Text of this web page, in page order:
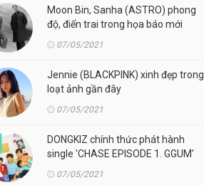
Moon Bin, Sanha (ASTRO) phong
độ, điển trai trong họa báo mới
07/05/2021
Jennie (BLACKPINK) xinh đẹp trong
loạt ảnh gần đây
07/05/2021
DONGKIZ chính thức phát hành
single 'CHASE EPISODE 1. GGUM'
07/05/2021